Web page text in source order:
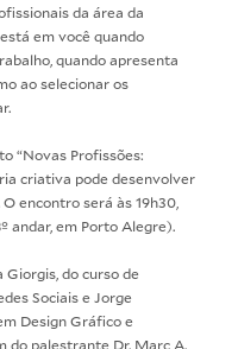
da área da
em você quando
quando apresenta
ao selecionar os
“Novas Profissões:
criativa pode desenvolver
encontro será às 19h30,
andar, em Porto Alegre).
Giorgis, do curso de
Sociais e Jorge
Design Gráfico e
do palestrante Dr. Marc A.